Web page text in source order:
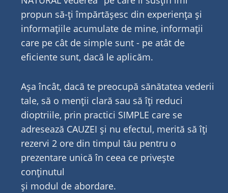
propun să-ți împărtășesc din experiența și
informațiile acumulate de mine, informații
care pe cât de simple sunt - pe atât de
eficiente sunt, dacă le aplicăm.
Așa încât, dacă te preocupă sănătatea vederii
tale, să o menții clară sau să îți reduci
dioptriile, prin practici SIMPLE care se
adresează CAUZEI și nu efectul, merită să îți
rezervi 2 ore din timpul tău pentru o
prezentare unică în ceea ce privește
conținutul
și modul de abordare.